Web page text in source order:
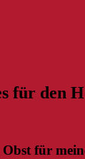
für den
für